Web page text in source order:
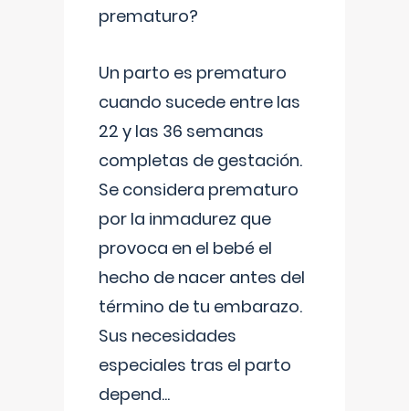
prematuro?
Un parto es prematuro
cuando sucede entre las
22 y las 36 semanas
completas de gestación.
Se considera prematuro
por la inmadurez que
provoca en el bebé el
hecho de nacer antes del
término de tu embarazo.
Sus necesidades
especiales tras el parto
depend...